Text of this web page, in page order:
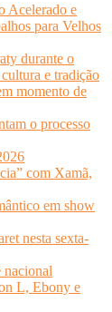
Acelerado e
para Velhos
durante o
e tradição
momento de
o processo
com Xamã,
em show
nesta sexta-
nacional
L, Ebony e